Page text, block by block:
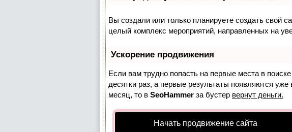
Вы создали или только планируете создать свой
целый комплекс мероприятий, направленных на
Ускорение продвижения
Если вам трудно попасть на первые места в
десятки раз, а первые результаты появляются
месяц, то в SeoHammer за бустер вернут деньги.
Начать продвижение сайта